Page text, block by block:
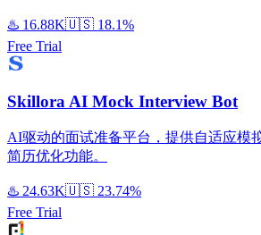
♨️ 16.88K🇺🇸 18.1%
Free Trial
Skillora AI Mock Interview Bot
AI驱动的面试准备平台，提供自适应模
简历优化功能。
♨️ 24.63K🇺🇸 23.74%
Free Trial